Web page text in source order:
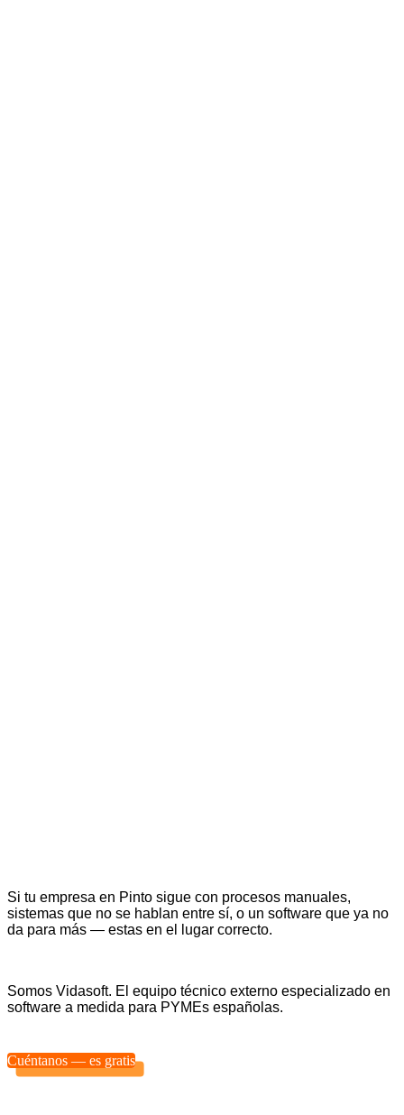
Si tu empresa en Pinto sigue con procesos manuales,
sistemas que no se hablan entre sí, o un software que ya no
da para más — estas en el lugar correcto.
Somos Vidasoft. El equipo técnico externo especializado en
software a medida para PYMEs españolas.
Cuéntanos — es gratis